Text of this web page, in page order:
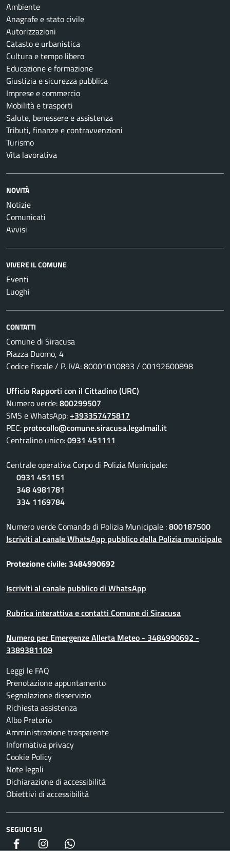
Ambiente
Anagrafe e stato civile
Autorizzazioni
Catasto e urbanistica
Cultura e tempo libero
Educazione e formazione
Giustizia e sicurezza pubblica
Imprese e commercio
Mobilità e trasporti
Salute, benessere e assistenza
Tributi, finanze e contravvenzioni
Turismo
Vita lavorativa
NOVITÀ
Notizie
Comunicati
Avvisi
VIVERE IL COMUNE
Eventi
Luoghi
CONTATTI
Comune di Siracusa
Piazza Duomo, 4
Codice fiscale / P. IVA: 80001010893 / 00192600898
Ufficio Rapporti con il Cittadino (URC)
Numero verde:800299507
SMS e WhatsApp:+393357475817
PEC: protocollo@comune.siracusa.legalmail.it
Centralino unico:0931 451111
Centrale operativa Corpo di Polizia Municipale:
0931 451151
348 4981781
334 1169784
Numero verde Comando di Polizia Municipale :800187500
Iscriviti al canale WhatsApp pubblico della Polizia municipale
Protezione civile: 3484990692
Iscriviti al canale pubblico di WhatsApp
Rubrica interattiva e contatti Comune di Siracusa
Numero per Emergenze Allerta Meteo - 3484990692 -
3389381109
Leggi le FAQ
Prenotazione appuntamento
Segnalazione disservizio
Richiesta assistenza
Albo Pretorio
Amministrazione trasparente
Informativa privacy
Cookie Policy
Note legali
Dichiarazione di accessibilità
Obiettivi di accessibilità
SEGUICI SU
Facebook Instagram